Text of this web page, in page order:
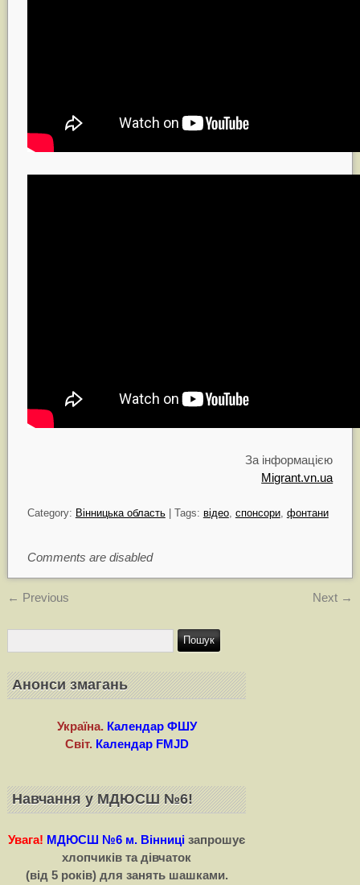
За інформацією
Migrant.vn.ua
Category: Вінницька область| Tags: вiдео, спонсори, фонтани
Comments are disabled
← Previous Next →
Анонси змагань
Україна. Календар ФШУ
Світ. Календар FMJD
Навчання у МДЮСШ №6!
Увага! МДЮСШ №6 м. Вінниці запрошує
хлопчиків та дівчаток
(від 5 років) для занять шашками.